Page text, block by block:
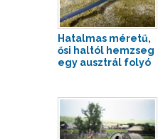
Hatalmas méretű,
ősi haltól hemzseg
egy ausztrál folyó